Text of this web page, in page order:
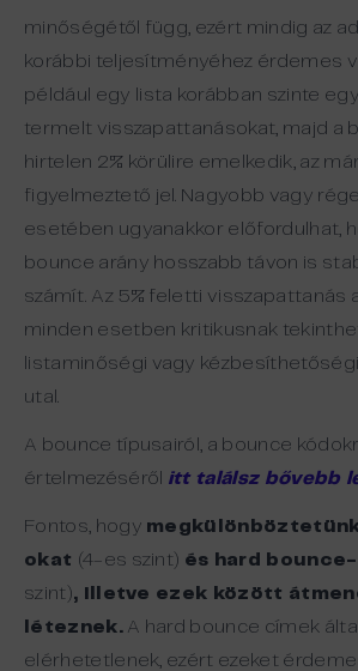
minőségétől függ, ezért mindig az
korábbi teljesítményéhez érdemes
például egy lista korábban szinte
termelt visszapattanásokat, majd a
hirtelen 2% körülire emelkedik, az már
figyelmeztető jel. Nagyobb vagy
esetében ugyanakkor előfordulhat,
bounce arány hosszabb távon is
számít. Az 5% feletti visszapattanás
minden esetben kritikusnak
listaminőségi vagy kézbesíthetőségi
utal.
A bounce típusairól, a bounce
értelmezéséről itt találsz bővebb
Fontos, hogy
okat (4-es szint) és hard
szint), illetve ezek között
léteznek.A hard bounce címek
elérhetetlenek, ezért ezeket